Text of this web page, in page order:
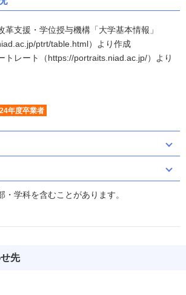
革支援・学位授与機構「大学基本情報」
ptrt/table.html）より作成
トレート（https://portraits.niad.ac.jp/）より
年度卒業者
・学科を含むことがあります。
先